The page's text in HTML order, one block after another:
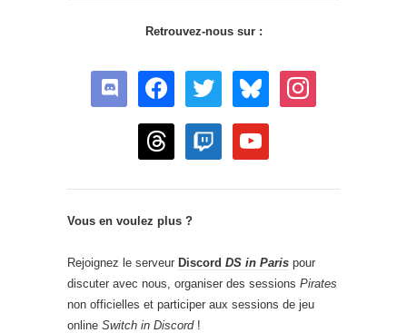
Retrouvez-nous sur :
discord facebook twitter bluesky instagram
threads twitch youtube
Vous en voulez plus ?
Rejoignez le serveur Discord DS in Paris pour
discuter avec nous, organiser des sessions Pirates
non officielles et participer aux sessions de jeu
online Switch in Discord!